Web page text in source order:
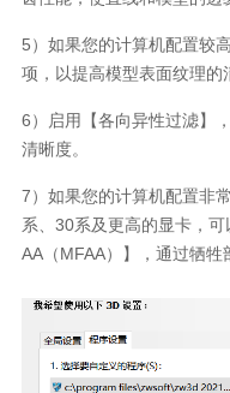
5）如果您的计算机配置较
项，以提高模型表面纹理的
6）启用【各向异性过滤】
清晰度。
7）如果您的计算机配置非
系、30系及更高的显卡，
AA（MFAA）】，通过牺牲